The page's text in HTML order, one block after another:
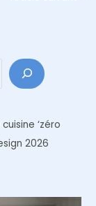
cuisine ‘zéro
2026